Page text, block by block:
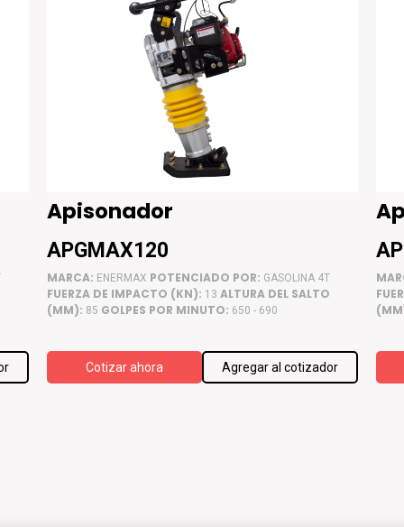
Apisonador
APGMAX120
MARCA: ENERMAX POTENCIADO POR: GASOLINA 4T
FUERZA DE IMPACTO (KN): 13 ALTURA DEL SALTO
(MM): 85 GOLPES POR MINUTO: 650 - 690
Cotizar ahora Agregar al cotizador